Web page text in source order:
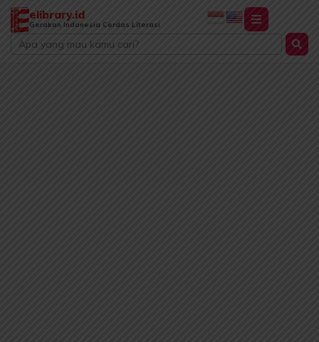
Lewati
konten
elibrary.id
Gerakan Indonesia Cerdas Literasi
Search
...